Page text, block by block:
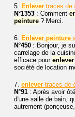
5. Enlever traces de
N°1353 : Comment
peinture ? Merci.
6. Enlever peinture
N°450 : Bonjour, je
carrelage de la
efficace pour enlever
société de location
7. enlever traces de
N°91 : Après avoir
d'une salle de bain,
autrement